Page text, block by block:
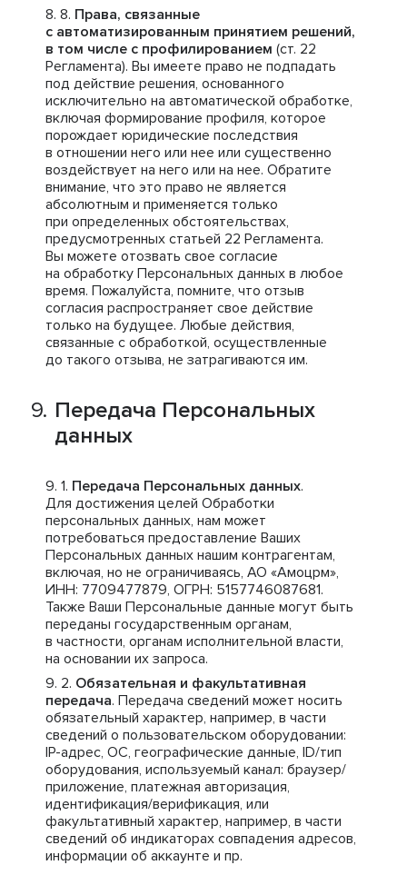
Права, связанные
с автоматизированным принятием решений,
в том числе с профилированием (ст. 22
Регламента). Вы имеете право не подпадать
под действие решения, основанного
исключительно на автоматической обработке,
включая формирование профиля, которое
порождает юридические последствия
в отношении него или нее или существенно
воздействует на него или на нее. Обратите
внимание, что это право не является
абсолютным и применяется только
при определенных обстоятельствах,
предусмотренных статьей 22 Регламента.
Вы можете отозвать свое согласие
на обработку Персональных данных в любое
время. Пожалуйста, помните, что отзыв
согласия распространяет свое действие
только на будущее. Любые действия,
связанные с обработкой, осуществленные
до такого отзыва, не затрагиваются им.
Передача Персональных
данных
Передача Персональных данных.
Для достижения целей Обработки
персональных данных, нам может
потребоваться предоставление Ваших
Персональных данных нашим контрагентам,
включая, но не ограничиваясь, АО «Амоцрм»,
ИНН: 7709477879, ОГРН: 5157746087681.
Также Ваши Персональные данные могут быть
переданы государственным органам,
в частности, органам исполнительной власти,
на основании их запроса.
Обязательная и факультативная
передача. Передача сведений может носить
обязательный характер, например, в части
сведений о пользовательском оборудовании:
IP-адрес, ОС, географические данные, ID/тип
оборудования, используемый канал: браузер/
приложение, платежная авторизация,
идентификация/верификация, или
факультативный характер, например, в части
сведений об индикаторах совпадения адресов,
информации об аккаунте и пр.